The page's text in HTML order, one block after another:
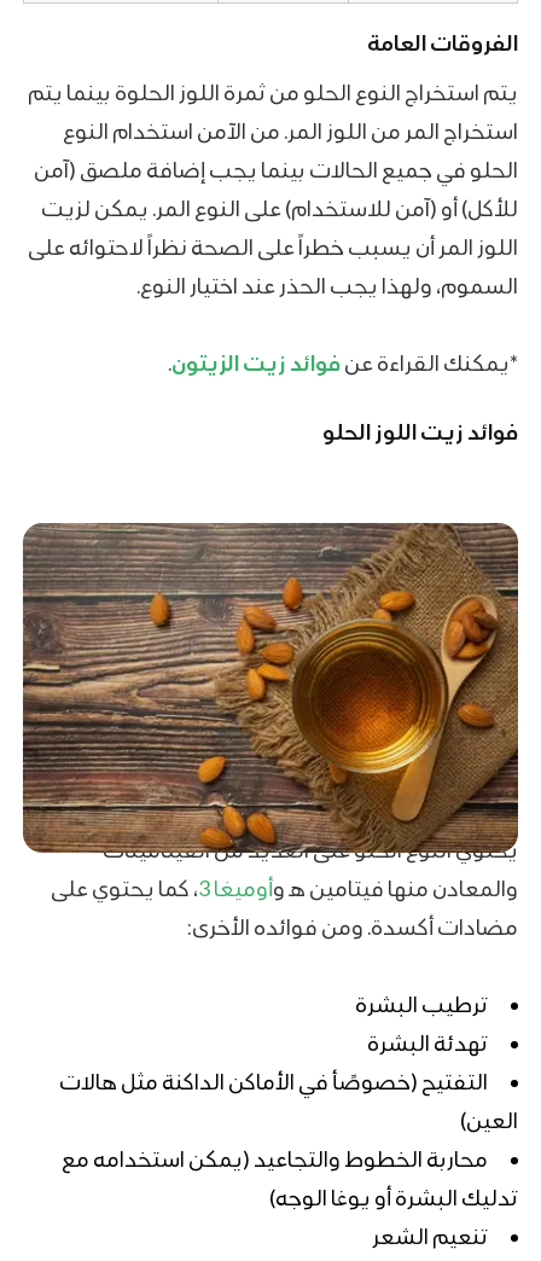
الفروقات العامة
يتم استخراج النوع الحلو من ثمرة اللوز الحلوة بينما يتم
استخراج المر من اللوز المر. من الآمن استخدام النوع
الحلو في جميع الحالات بينما يجب إضافة ملصق (آمن
للأكل) أو (آمن للاستخدام) على النوع المر. يمكن لزيت
اللوز المر أن يسبب خطراً على الصحة نظراً لاحتوائه على
السموم، ولهذا يجب الحذر عند اختيار النوع.
*يمكنك القراءة عنفوائد زيت الزيتون.
فوائد زيت اللوز الحلو
يحتوي النوع الحلو على العديد من الفيتامينات
والمعادن منها فيتامين هـ وأوميغا 3
، كما يحتوي على
مضادات أكسدة. ومن فوائده الأخرى:
ترطيب البشرة
تهدئة البشرة
التفتيح (خصوصًأ في الأماكن الداكنة مثل هالات
العين)
محاربة الخطوط والتجاعيد (يمكن استخدامه مع
تدليك البشرة أو يوغا الوجه)
تنعيم الشعر